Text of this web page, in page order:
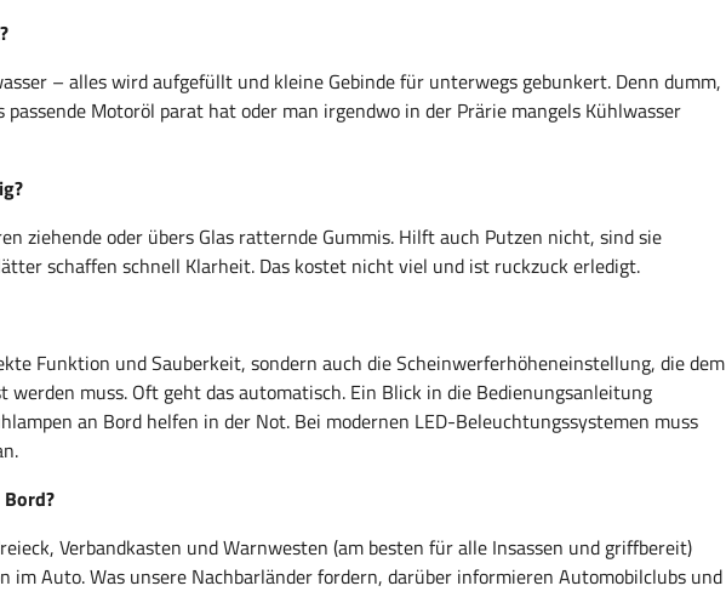
– alles wird aufgefüllt und kleine Gebinde für unterwegs gebunkert. Denn dumm,
Motoröl parat hat oder man irgendwo in der Prärie mangels Kühlwasser
ziehende oder übers Glas ratternde Gummis. Hilft auch Putzen nicht, sind sie
schaffen schnell Klarheit. Das kostet nicht viel und ist ruckzuck erledigt.
Funktion und Sauberkeit, sondern auch die Scheinwerferhöheneinstellung, die dem
werden muss. Oft geht das automatisch. Ein Blick in die Bedienungsanleitung
an Bord helfen in der Not. Bei modernen LED-Beleuchtungssystemen muss
Verbandkasten und Warnwesten (am besten für alle Insassen und griffbereit)
im Auto. Was unsere Nachbarländer fordern, darüber informieren Automobilclubs und